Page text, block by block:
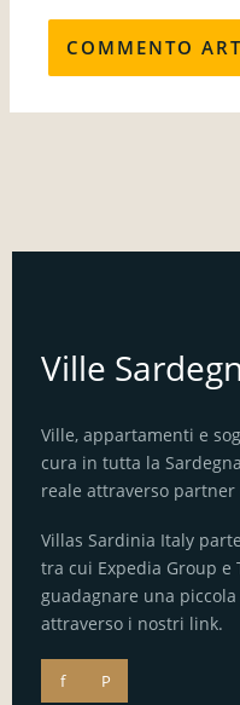
Ville
Ville, appartamenti e
cura in tutta la
reale attraverso
Villas Sardinia Italy
tra cui Expedia Group e
guadagnare una
attraverso i nostri link.
f P